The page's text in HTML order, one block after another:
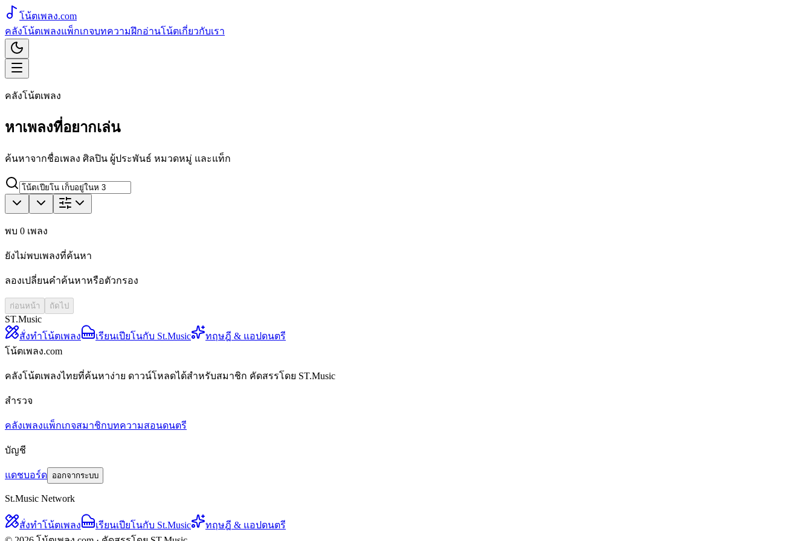
โน้ตเพลง.com
คลังโน้ตเพลงแพ็กเกจบทความฝึกอ่านโน้ตเกี่ยวกับเรา
คลังโน้ตเพลง
หาเพลงที่อยากเล่น
ค้นหาจากชื่อเพลง ศิลปิน ผู้ประพันธ์ หมวดหมู่ และแท็ก
พบ 0 เพลง
ยังไม่พบเพลงที่ค้นหา
ลองเปลี่ยนคำค้นหาหรือตัวกรอง
ก่อนหน้า ถัดไป
ST.Music
สั่งทำโน้ตเพลง
เรียนเปียโนกับ St.Music
ทฤษฎี & แอปดนตรี
โน้ตเพลง.com
คลังโน้ตเพลงไทยที่ค้นหาง่าย ดาวน์โหลดได้สำหรับสมาชิก คัดสรรโดย ST.Music
สำรวจ
คลังเพลงแพ็กเกจสมาชิกบทความสอนดนตรี
บัญชี
แดชบอร์ด ออกจากระบบ
St.Music Network
สั่งทำโน้ตเพลง เรียนเปียโนกับ St.Music
ทฤษฎี & แอปดนตรี